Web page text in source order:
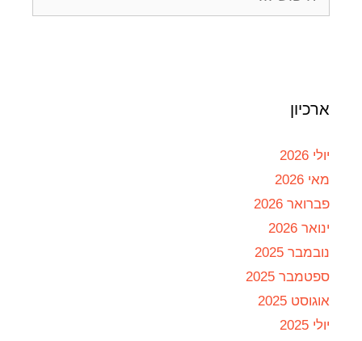
ארכיון
יולי 2026
מאי 2026
פברואר 2026
ינואר 2026
נובמבר 2025
ספטמבר 2025
אוגוסט 2025
יולי 2025